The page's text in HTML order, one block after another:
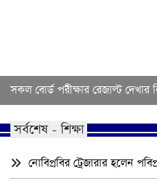
সকল বোর্ড পরীক্ষার রেজাল্ট দেখার
সর্বশেষ - শিক্ষা
নোবিপ্রবির ট্রেজারার হলেন